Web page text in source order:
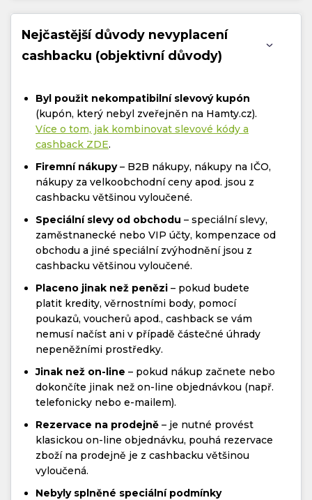
Nejčastější důvody nevyplacení
cashbacku (objektivní důvody)
Byl použit nekompatibilní slevový kupón
(kupón, který nebyl zveřejněn na Hamty.cz).
Více o tom, jak kombinovat slevové kódy a
cashback ZDE.
Firemní nákupy– B2B nákupy, nákupy na IČO,
nákupy za velkoobchodní ceny apod. jsou z
cashbacku většinou vyloučené.
Speciální slevy od obchodu – speciální slevy,
zaměstnanecké nebo VIP účty, kompenzace od
obchodu a jiné speciální zvýhodnění jsou z
cashbacku většinou vyloučené.
Placeno jinak než penězi – pokud budete
platit kredity, věrnostními body, pomocí
poukazů, voucherů apod., cashback se vám
nemusí načíst ani v případě částečné úhrady
nepeněžními prostředky.
Jinak než on-line – pokud nákup začnete nebo
dokončíte jinak než on-line objednávkou (např.
telefonicky nebo e-mailem).
Rezervace na prodejně – je nutné provést
klasickou on-line objednávku, pouhá rezervace
zboží na prodejně je z cashbacku většinou
vyloučená.
Nebyly splněné speciální podmínky